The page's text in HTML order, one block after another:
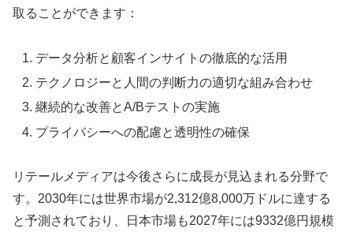
取ることができます：
データ分析と顧客インサイトの徹底的な活用
テクノロジーと人間の判断力の適切な組み合わせ
継続的な改善とA/Bテストの実施
プライバシーへの配慮と透明性の確保
リテールメディアは今後さらに成長が見込まれる分野で
す。2030年には世界市場が2,312億8,000万ドルに達する
と予測されており、日本市場も2027年には9332億円規模